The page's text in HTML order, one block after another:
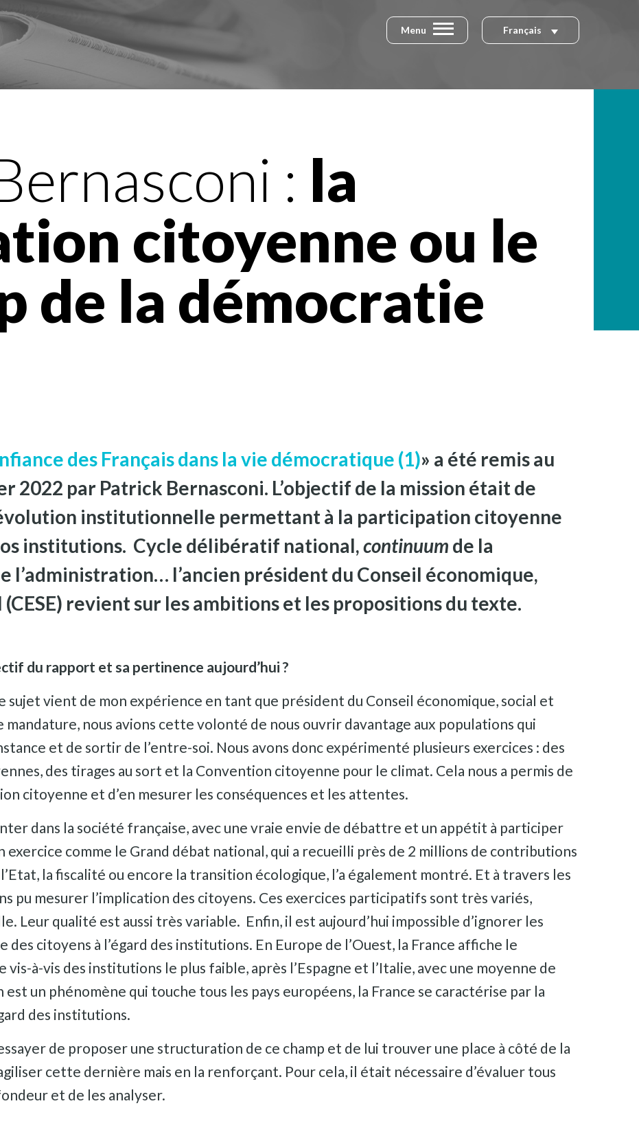
Menu Français
: la
citoyenne ou le
de la démocratie
des Français dans la vie démocratique (1)» a été remis au
2022 par Patrick Bernasconi. L’objectif de la mission était de
institutionnelle permettant à la participation citoyenne
institutions. Cycle délibératif national,continuum de la
l’ancien président du Conseil économique,
revient sur les ambitions et les propositions du texte.
du rapport et sa pertinence aujourd’hui ?
sujet vient de mon expérience en tant que président du Conseil économique, social et
nous avions cette volonté de nous ouvrir davantage aux populations qui
et de sortir de l’entre-soi. Nous avons donc expérimenté plusieurs exercices : des
des tirages au sort et la Convention citoyenne pour le climat. Cela nous a permis de
citoyenne et d’en mesurer les conséquences et les attentes.
dans la société française, avec une vraie envie de débattre et un appétit à participer
exercice comme le Grand débat national, qui a recueilli près de 2 millions de contributions
la fiscalité ou encore la transition écologique, l’a également montré. Et à travers les
pu mesurer l’implication des citoyens. Ces exercices participatifs sont très variés,
Leur qualité est aussi très variable. Enfin, il est aujourd’hui impossible d’ignorer les
citoyens à l’égard des institutions. En Europe de l’Ouest, la France affiche le
à-vis des institutions le plus faible, après l’Espagne et l’Italie, avec une moyenne de
est un phénomène qui touche tous les pays européens, la France se caractérise par la
des institutions.
de proposer une structuration de ce champ et de lui trouver une place à côté de la
cette dernière mais en la renforçant. Pour cela, il était nécessaire d’évaluer tous
et de les analyser.